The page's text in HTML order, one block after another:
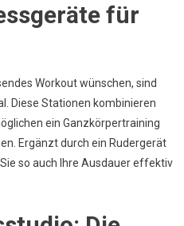
für
Workout wünschen, sind
Diese Stationen kombinieren
ein Ganzkörpertraining
Ergänzt durch ein Rudergerät
so auch Ihre Ausdauer effektiv